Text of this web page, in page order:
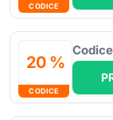
CODICE
20 %
CODICE